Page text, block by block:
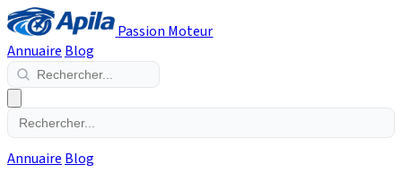
Passion Moteur
Annuaire Blog
Annuaire Blog